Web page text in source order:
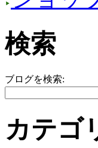
検索
ブログを検索:
カテゴ